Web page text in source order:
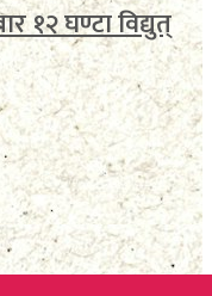
१२ घण्टा विद्युत्